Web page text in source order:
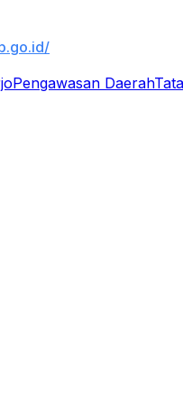
Pengawasan Daerah